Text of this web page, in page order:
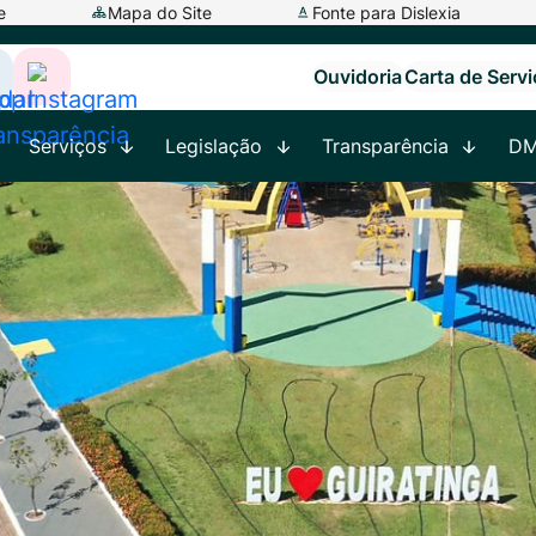
Mapa do Site Fonte para Dislexia
Acessar
a
Rede
Social
Instagram
OuvidoriaCarta de
Serviços Legislação Transparência